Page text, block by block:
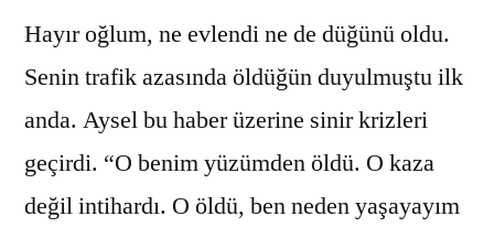
Hayır oğlum, ne evlendi ne de düğünü oldu.
Senin trafik azasında öldüğün duyulmuştu ilk
anda. Aysel bu haber üzerine sinir krizleri
geçirdi. “O benim yüzümden öldü. O kaza
değil intihardı. O öldü, ben neden yaşayayım